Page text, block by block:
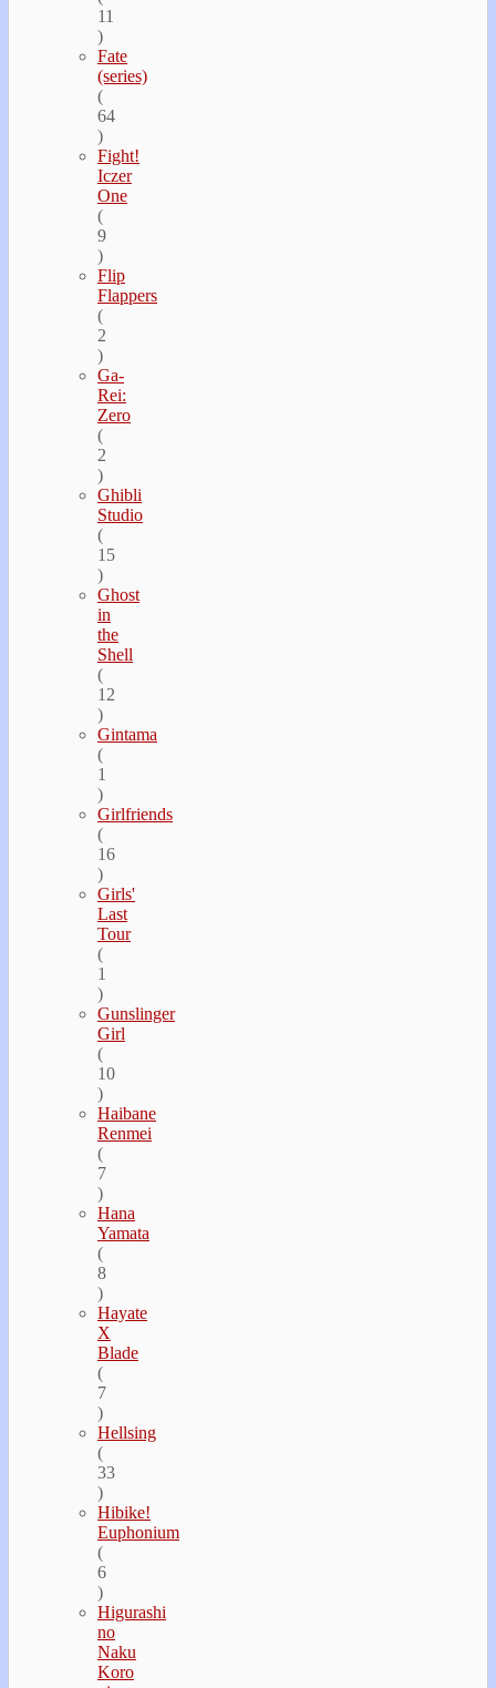
11
)
Fate
(series)
(
64
)
Fight!
Iczer
One
(
9
)
Flip
Flappers
(
2
)
Ga-
Rei:
Zero
(
2
)
Ghibli
Studio
(
15
)
Ghost
in
the
Shell
(
12
)
Gintama
(
1
)
Girlfriends
(
16
)
Girls'
Last
Tour
(
1
)
Gunslinger
Girl
(
10
)
Haibane
Renmei
(
7
)
Hana
Yamata
(
8
)
Hayate
Х
Blade
(
7
)
Hellsing
(
33
)
Hibike!
Euphonium
(
6
)
Higurashi
no
Naku
Koro